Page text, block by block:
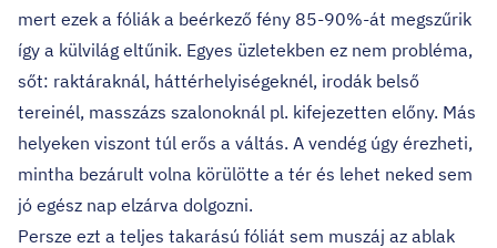
mert ezek a fóliák a beérkező fény 85-90%-át megszűrik
így a külvilág eltűnik. Egyes üzletekben ez nem probléma,
sőt: raktáraknál, háttérhelyiségeknél, irodák belső
tereinél, masszázs szalonoknál pl. kifejezetten előny. Más
helyeken viszont túl erős a váltás. A vendég úgy érezheti,
mintha bezárult volna körülötte a tér és lehet neked sem
jó egész nap elzárva dolgozni.
Persze ezt a teljes takarású fóliát sem muszáj az ablak